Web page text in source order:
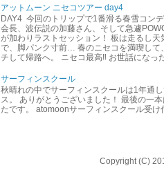
アットムーン ニセコツアー day4
DAY4 今回のトリップで1番滑る春雪コン
会長、波伝説の加藤さん、そして急遽
が加わりラストセッション！ 板は走るし天
で、脚パンク寸前… 春のニセコを満喫して
チして帰路へ。 ニセコ最高‼︎ お世話になっ
サーフィンスクール
秋晴れの中でサーフィンスクールは1年通
ス。 ありがとうございました！ 最後の一
たです。 atomoonサーフィンスクール受け
Copyright (C)